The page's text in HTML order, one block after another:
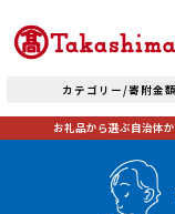
カテゴリー/寄附金
お礼品から選ぶ自治体